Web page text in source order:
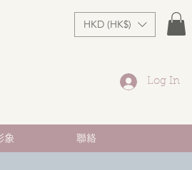
HKD (HK$)
Log In
象 聯絡